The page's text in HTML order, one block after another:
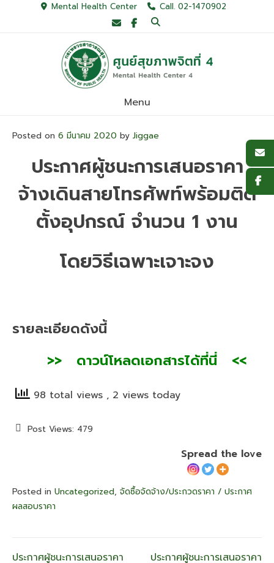
Mental Health Center Call. 02-1470902
Menu
Posted on 6 มีนาคม 2020 by Jiggae
ประกาศผู้ชนะการเสนอราคา
จ้างเดินสายโทรศัพท์พร้อมติด
ตั้งอุปกรณ์ จำนวน 1 งาน
โดยวิธีเฉพาะเจาะจง
รายละเอียดดังนี้
>> ดาวน์โหลดเอกสารได้ที่นี่ <<
98 total views , 2 views today
Post Views: 479
Spread the love
Posted in Uncategorized, จัดซื้อจัดจ้าง/ประกวดราคา / ประกาศ
ผลสอบราคา
ประกาศผู้ชนะการเสนอราคา
ประกาศผู้ชนะการเสนอราคา